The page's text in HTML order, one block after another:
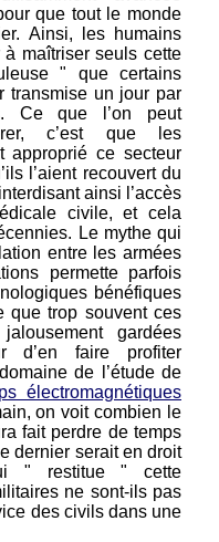
que tout le monde
Ainsi, les humains
à maîtriser seuls cette
" que certains
transmise un jour par
Ce que l’on peut
c’est que les
approprié ce secteur
l’aient recouvert du
ainsi l’accès
civile, et cela
Le mythe qui
entre les armées
permette parfois
bénéfiques
que trop souvent ces
gardées
d’en faire profiter
de l’étude de
électromagnétiques
on voit combien le
fait perdre de temps
dernier serait en droit
" restitue " cette
ne sont-ils pas
des civils dans une